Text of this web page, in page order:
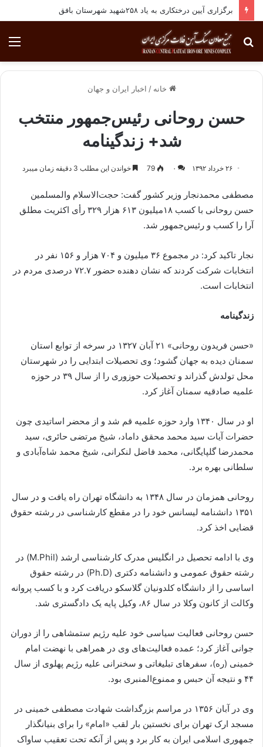
برگزاری آیین درختکاری به یاد ۲۵۸شهید شهرستان بافق
جستجو
برای
خانه / اخبار ایران و جهان
حسن روحانی رئیس‌جمهور منتخب
شد+ زندگینامه
۲۶ خرداد ۱۳۹۲ ۰ 79 خواندن این مطلب 3 دقیقه زمان میبرد
مصطفی محمدنجار وزیر کشور گفت: حجت‌الاسلام والمسلمین
حسن روحانی با کسب ۱۸میلیون ۶۱۳ هزار ۳۲۹ رأی اکثریت مطلق
آرا را کسب و رئیس‌جمهور شد.
نجار تاکید کرد: در مجموع ۳۶ میلیون و ۷۰۴ هزار و ۱۵۶ نفر در
انتخابات شرکت کردند که نشان دهنده حضور ۷۲.۷ درصدی مردم در
انتخابات است.
زندگینامه
«حسن فریدون روحانی» ۲۱ آبان ۱۳۲۷ در سرخه از توابع استان
سمنان دیده به جهان گشود؛ وی تحصیلات ابتدایی را در شهرستان
محل تولدش گذراند و تحصیلات حوزوری را از سال ۳۹ در حوزه
علمیه صادقیه سمنان آغاز کرد.
او در سال ۱۳۴۰ وارد حوزه علمیه قم شد و از محضر اساتیدی چون
حضرات آیات سید محمد محقق داماد، شیخ مرتضی حائری، سید
محمدرضا گلپایگانی، محمد فاضل لنکرانی، شیخ محمد شاه‌آبادی و
سلطانی بهره برد.
روحانی همزمان در سال ۱۳۴۸ به دانشگاه تهران راه یافت و در سال
۱۳۵۱ دانشنامه لیسانس خود را در مقطع کارشناسی در رشته حقوق
قضایی اخذ کرد.
وی با ادامه تحصیل در انگلیس مدرک کارشناسی ارشد (M.Phil) در
رشته حقوق عمومی و دانشنامه دکتری (Ph.D) در رشته حقوق
اساسی را از دانشگاه کلدونیان گلاسکو دریافت کرد و با کسب پروانه
وکالت از کانون وکلا در سال ۸۶، وکیل پایه یک دادگستری شد.
حسن روحانی فعالیت سیاسی خود علیه رژیم ستمشاهی را از دوران
جوانی آغاز کرد؛ عمده فعالیت‌های وی در همراهی با نهضت امام
خمینی (ره)، سفرهای تبلیغاتی و سخنرانی علیه رژیم پهلوی از سال
۴۴ و نتیجه آن حبس و ممنوع‌المنبری بود.
وی در آبان ۱۳۵۶ در مراسم بزرگداشت شهادت مصطفی خمینی در
مسجد ارک تهران برای نخستین بار لقب «امام» را برای بنیانگذار
جمهوری اسلامی ایران به کار برد و پس از آنکه تحت تعقیب ساواک